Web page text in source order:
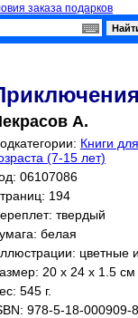
заказа подарков
А.
Книги
(7-15 лет)
06107086
194
твердый
белая
цветные
20 x 24 x 1.5 см
545 г.
978-5-18-000909-8